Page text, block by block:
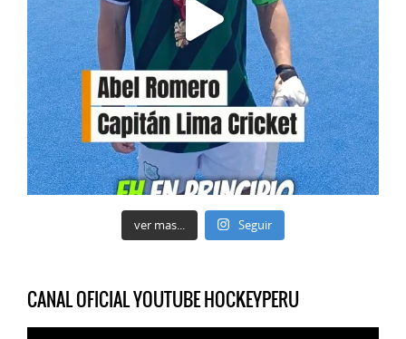
ver mas... Seguir
CANAL OFICIAL YOUTUBE HOCKEYPERU